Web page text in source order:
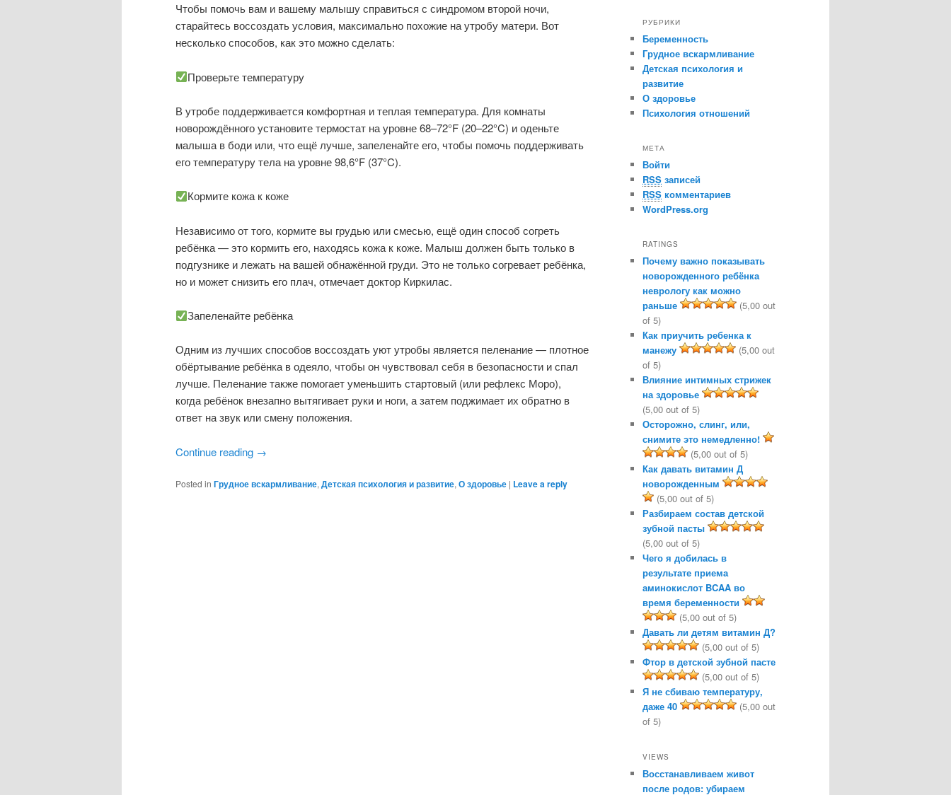
Чтобы помочь вам и вашему малышу справиться с синдромом второй ночи,
старайтесь воссоздать условия, максимально похожие на утробу матери. Вот
несколько способов, как это можно сделать:
Проверьте температуру
В утробе поддерживается комфортная и теплая температура. Для комнаты
новорождённого установите термостат на уровне 68–72°F (20–22°C) и оденьте
малыша в боди или, что ещё лучше, запеленайте его, чтобы помочь поддерживать
его температуру тела на уровне 98,6°F (37°C).
Кормите кожа к коже
Независимо от того, кормите вы грудью или смесью, ещё один способ согреть
ребёнка — это кормить его, находясь кожа к коже. Малыш должен быть только в
подгузнике и лежать на вашей обнажённой груди. Это не только согревает ребёнка,
но и может снизить его плач, отмечает доктор Киркилас.
Запеленайте ребёнка
Одним из лучших способов воссоздать уют утробы является пеленание — плотное
обёртывание ребёнка в одеяло, чтобы он чувствовал себя в безопасности и спал
лучше. Пеленание также помогает уменьшить стартовый (или рефлекс Моро),
когда ребёнок внезапно вытягивает руки и ноги, а затем поджимает их обратно в
ответ на звук или смену положения.
Continue reading →
Posted in Грудное вскармливание, Детская психология и развитие, О здоровье | Leave a reply
РУБРИКИ
Беременность
Грудное вскармливание
Детская психология и
развитие
О здоровье
Психология отношений
МЕТА
Войти
RSS записей
RSS комментариев
WordPress.org
RATINGS
Почему важно показывать
новорожденного ребёнка
неврологу как можно
раньше
(5,00 out
of 5)
Как приучить ребенка к
манежу
(5,00 out
of 5)
Влияние интимных стрижек
на здоровье
(5,00 out of 5)
Осторожно, слинг, или,
снимите это немедленно!
(5,00 out of 5)
Как давать витамин Д
новорожденным
(5,00 out of 5)
Разбираем состав детской
зубной пасты
(5,00 out of 5)
Чего я добилась в
результате приема
аминокислот BCAA во
время беременности
(5,00 out of 5)
Давать ли детям витамин Д?
(5,00 out of 5)
Фтор в детской зубной пасте
(5,00 out of 5)
Я не сбиваю температуру,
даже 40
(5,00 out
of 5)
VIEWS
Восстанавливаем живот
после родов: убираем